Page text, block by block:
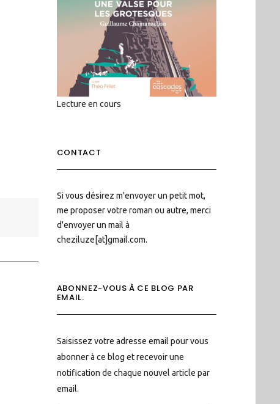
Lecture en cours
CONTACT
Si vous désirez m'envoyer un petit mot,
me proposer votre roman ou autre, merci
d'envoyer un mail à
cheziluze[at]gmail.com.
ABONNEZ-VOUS À CE BLOG PAR
EMAIL.
Saisissez votre adresse email pour vous
abonner à ce blog et recevoir une
notification de chaque nouvel article par
email.